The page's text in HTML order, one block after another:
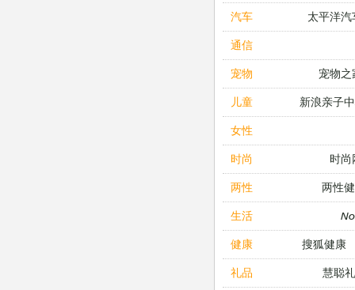
汽车 太平洋汽
通信
宠物 宠物之
儿童 新浪亲子
女性
时尚 时尚
两性 两性
生活
健康 搜狐健康
礼品 慧聪